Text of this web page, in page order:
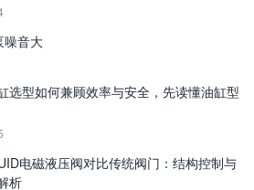
噪音大
选型如何兼顾效率与安全，先读懂油缸型
电磁液压阀对比传统阀门：结构控制与
析